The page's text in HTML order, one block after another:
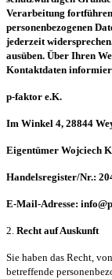
Verarbeitung
personenbezogenen
jederzeit
ausüben. Über Ihren
Kontaktdaten
p-faktor e.K.
Im Winkel 4, 28844
Eigentümer Wojciech
Handelsregister/Nr.:
E-Mail-Adresse:
2. Recht auf Auskunft
Sie haben das Recht,
betreffende